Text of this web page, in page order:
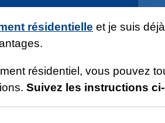
résidentielle et je suis
résidentiel, vous pouvez
Suivez les instructions